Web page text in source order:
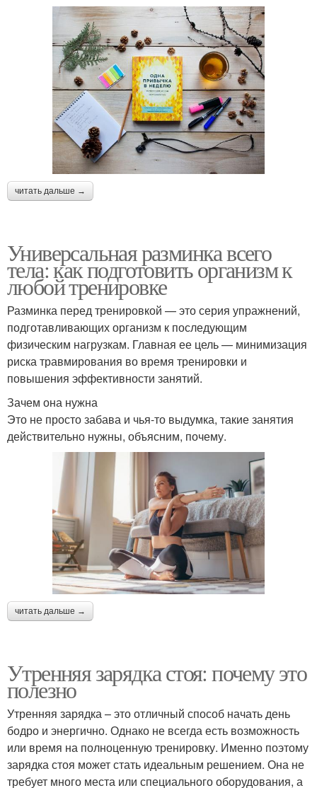
читать дальше →
Универсальная разминка всего
тела: как подготовить организм к
любой тренировке
Разминка перед тренировкой — это серия упражнений,
подготавливающих организм к последующим
физическим нагрузкам. Главная ее цель — минимизация
риска травмирования во время тренировки и
повышения эффективности занятий.
Зачем она нужна
Это не просто забава и чья-то выдумка, такие занятия
действительно нужны, объясним, почему.
читать дальше →
Утренняя зарядка стоя: почему это
полезно
Утренняя зарядка – это отличный способ начать день
бодро и энергично. Однако не всегда есть возможность
или время на полноценную тренировку. Именно поэтому
зарядка стоя может стать идеальным решением. Она не
требует много места или специального оборудования, а